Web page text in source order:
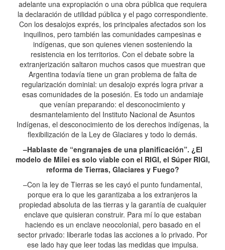
adelante una expropiación o una obra pública que requiera
la declaración de utilidad pública y el pago correspondiente.
Con los desalojos exprés, los principales afectados son los
inquilinos, pero también las comunidades campesinas e
indígenas, que son quienes vienen sosteniendo la
resistencia en los territorios. Con el debate sobre la
extranjerización saltaron muchos casos que muestran que
Argentina todavía tiene un gran problema de falta de
regularización dominial: un desalojo exprés logra privar a
esas comunidades de la posesión. Es todo un andamiaje
que venían preparando: el desconocimiento y
desmantelamiento del Instituto Nacional de Asuntos
Indígenas, el desconocimiento de los derechos indígenas, la
flexibilización de la Ley de Glaciares y todo lo demás.
–Hablaste de “engranajes de una planificación”. ¿El
modelo de Milei es solo viable con el RIGI, el Súper RIGI,
reforma de Tierras, Glaciares y Fuego?
–Con la ley de Tierras se les cayó el punto fundamental,
porque era lo que les garantizaba a los extranjeros la
propiedad absoluta de las tierras y la garantía de cualquier
enclave que quisieran construir. Para mí lo que estaban
haciendo es un enclave neocolonial, pero basado en el
sector privado: liberarle todas las acciones a lo privado. Por
ese lado hay que leer todas las medidas que impulsa.